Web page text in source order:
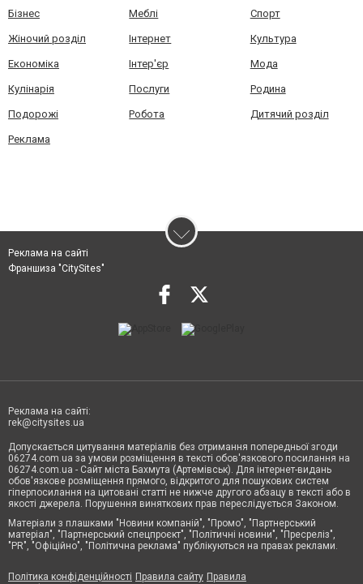
Бізнес Меблі Спорт
Жіночий розділ Інтернет Культура
Економіка Інтер'єр Мода
Кулінарія Послуги Родина
Подорожі Робота Дитячий розділ
Реклама
Реклама на сайті
Франшиза "CitySites"
Реклама на сайті:
rek@citysites.ua
Допускається цитування матеріалів без отримання попередньої згоди
06274.com.ua за умови розміщення в тексті обов'язкового посилання на
06274.com.ua - Сайт міста Бахмута (Артемівськ). Для інтернет-видань
обов'язкове розміщення прямого, відкритого для пошукових систем
гіперпосилання на цитовані статті не нижче другого абзацу в тексті або в
якості джерела. Порушення виняткових прав переслідується Законом.
Матеріали з плашками "Новини компаній", "Промо", "Партнерський
матеріал", "Партнерський спецпроєкт", "Політичні новини", "Пресреліз",
"PR", "Офіційно", "Політична реклама" публікуються на правах реклами.
Політика конфіденційності Правила сайту Правила